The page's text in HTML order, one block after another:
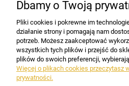
Dbamy o Twoją
Pliki cookies i pokrewne im
działanie strony i pomagają nam
potrzeb. Możesz zaakceptować
wszystkich tych plików i przejść do
plików do swoich preferencji,
Więcej o plikach cookies przeczytasz
prywatności.